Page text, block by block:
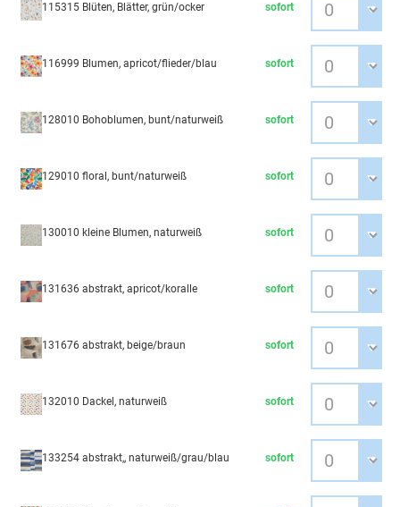
115315 Blüten, Blätter, grün/ocker sofort
116999 Blumen, apricot/flieder/blau sofort
128010 Bohoblumen, bunt/naturweiß sofort
129010 floral, bunt/naturweiß sofort
130010 kleine Blumen, naturweiß sofort
131636 abstrakt, apricot/koralle sofort
131676 abstrakt, beige/braun sofort
132010 Dackel, naturweiß sofort
133254 abstrakt,, naturweiß/grau/blau sofort